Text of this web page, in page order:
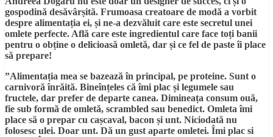
gospodină desăvârșită. Frumoasa creatoare de modă a vorbit
despre alimentația ei, și ne-a dezvăluit care este secretul unei
omlete perfecte. Află care este ingredientul care face toți banii
pentru o obține o delicioasă omletă, dar și ce fel de paste îi place
să prepare!
”Alimentația mea se bazează în principal, pe proteine. Sunt o
carnivoră înrăită. Bineînțeles că îmi plac și legumele sau
fructele, dar prefer de departe canea. Dimineața consum ouă,
fie sub formă de omletă, scrambled sau benedict. Omleta îmi
place să o prepar cu cașcaval, bacon și unt. Niciodată nu
folosesc ulei. Doar unt. Dă un gust aparte omletei. Îmi plac si